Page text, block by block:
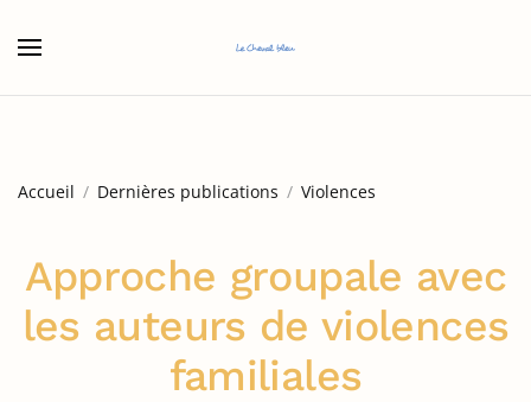
Accueil Dernières publications Violences
Approche groupale avec
les auteurs de violences
familiales